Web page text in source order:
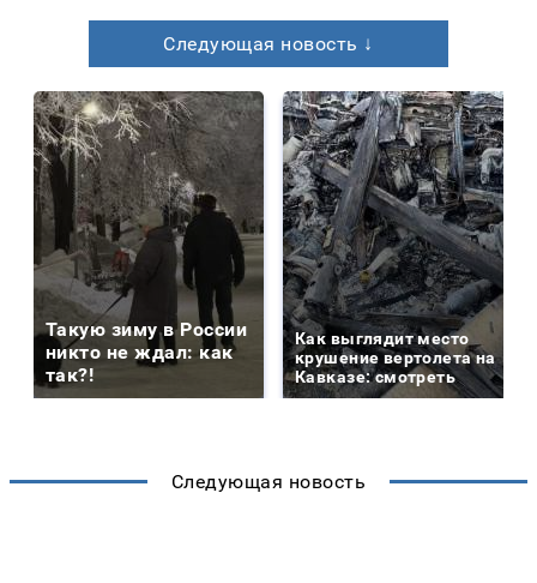
Следующая новость ↓
Такую зиму в России
никто не ждал: как
так?!
Как выглядит место
крушение вертолета на
Кавказе: смотреть
Следующая новость